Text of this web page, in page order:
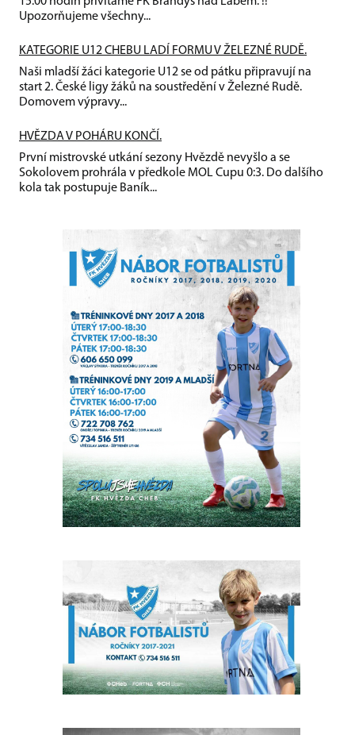
Upozorňujeme všechny...
KATEGORIE U12 CHEBU LADÍ FORMU V ŽELEZNÉ RUDĚ.
Naši mladší žáci kategorie U12 se od pátku připravují na
start 2. České ligy žáků na soustředění v Železné Rudě.
Domovem výpravy...
HVĚZDA V POHÁRU KONČÍ.
První mistrovské utkání sezony Hvězdě nevyšlo a se
Sokolovem prohrála v předkole MOL Cupu 0:3. Do dalšího
kola tak postupuje Baník...